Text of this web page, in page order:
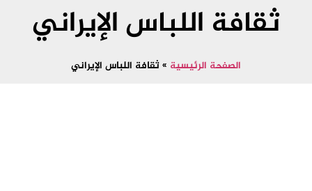
ثقافة اللباس الإيراني
الصفحة الرئيسية »ثقافة اللباس الإيراني